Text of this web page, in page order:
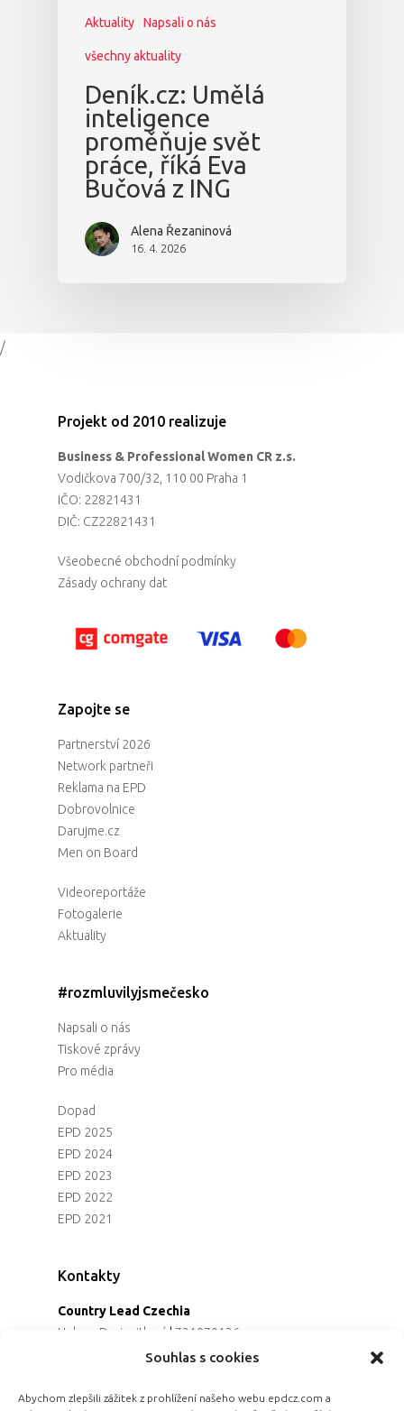
Souhlas s cookies
Abychom zlepšili zážitek z prohlížení našeho webu epdcz.com a
Aktuality Napsali o nás
všechny aktuality
Deník.cz: Umělá
inteligence
proměňuje svět
práce, říká Eva
Bučová z ING
Alena Řezaninová
16. 4. 2026
/
Projekt od 2010 realizuje
Business & Professional Women CR z.s.
Vodičkova 700/32, 110 00 Praha 1
IČO: 22821431
DIČ: CZ22821431
Všeobecné obchodní podmínky
Zásady ochrany dat
Zapojte se
Partnerství 2026
Network partneři
Reklama na EPD
Dobrovolnice
Darujme.cz
Men on Board
Videoreportáže
Fotogalerie
Aktuality
#rozmluvilyjsmečesko
Napsali o nás
Tiskové zprávy
Pro média
Dopad
EPD 2025
EPD 2024
EPD 2023
EPD 2022
EPD 2021
Kontakty
Country Lead Czechia
Helena Dreiseitlová | 731970136
Koordinátorka projektu
Programová ředitelka